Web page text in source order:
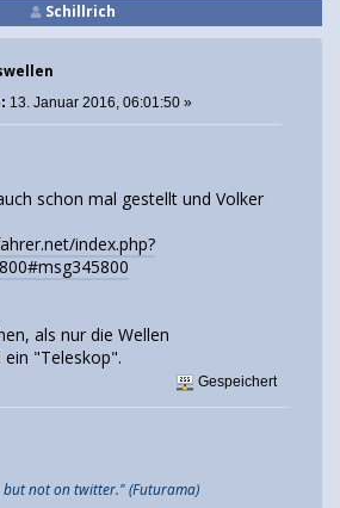
Schillrich
13. Januar 2016, 06:01:50 »
schon mal gestellt und Volker
index.php?
als nur die Wellen
ein "Teleskop".
Gespeichert
but not on twitter." (Futurama)